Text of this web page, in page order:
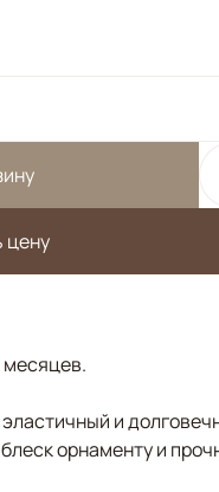
цену
месяцев.
и
орнаменту и